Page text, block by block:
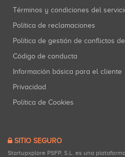
Términos y condiciones del
Política de reclamaciones
Política de gestión de conflictos
Código de conducta
Información básica para el cliente
Privacidad
Política de Cookies
SITIO SEGURO
Startupxplore PSFP, S.L. es una